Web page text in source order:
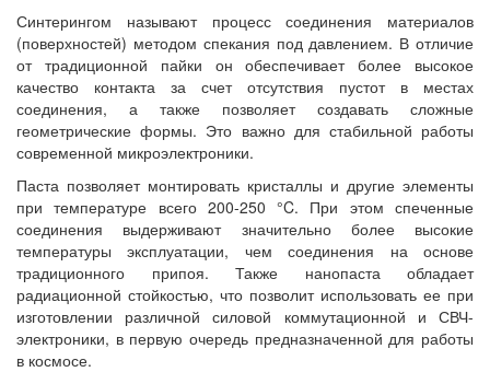
Синтерингом называют процесс соединения материалов
(поверхностей) методом спекания под давлением. В отличие
от традиционной пайки он обеспечивает более высокое
качество контакта за счет отсутствия пустот в местах
соединения, а также позволяет создавать сложные
геометрические формы. Это важно для стабильной работы
современной микроэлектроники.
Паста позволяет монтировать кристаллы и другие элементы
при температуре всего 200-250 °C. При этом спеченные
соединения выдерживают значительно более высокие
температуры эксплуатации, чем соединения на основе
традиционного припоя. Также нанопаста обладает
радиационной стойкостью, что позволит использовать ее при
изготовлении различной силовой коммутационной и СВЧ-
электроники, в первую очередь предназначенной для работы
в космосе.